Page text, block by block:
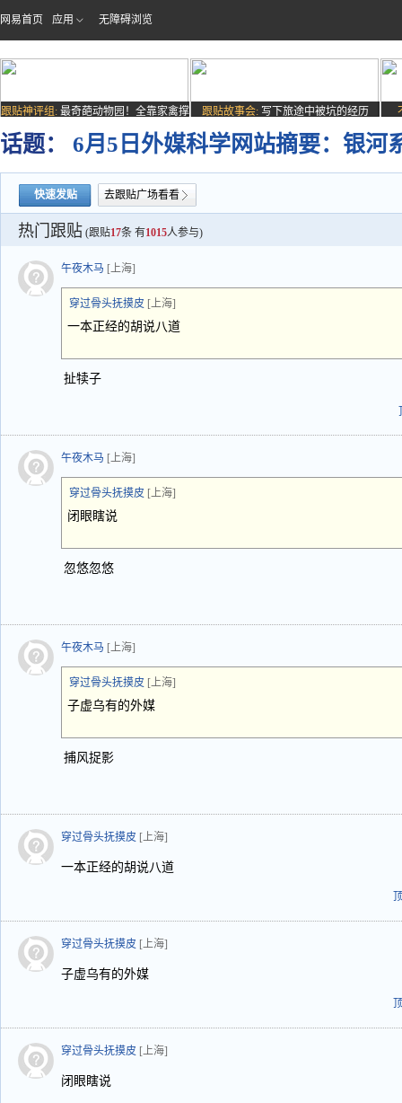
网易首页 应用 无障碍浏览
跟贴神评组: 最奇葩动物园！全靠家禽撑
场子
跟贴故事会: 写下旅途中被坑的经历
话题： 6月5日外媒科学网站摘要：银河
快速发贴 去跟贴广场看看
热门跟贴 (跟贴17条 有1015人参与)
午夜木马 [上海]
穿过骨头抚摸皮 [上海]
一本正经的胡说八道
扯犊子
午夜木马 [上海]
穿过骨头抚摸皮 [上海]
闭眼瞎说
忽悠忽悠
午夜木马 [上海]
穿过骨头抚摸皮 [上海]
子虚乌有的外媒
捕风捉影
穿过骨头抚摸皮 [上海]
一本正经的胡说八道
穿过骨头抚摸皮 [上海]
子虚乌有的外媒
穿过骨头抚摸皮 [上海]
闭眼瞎说